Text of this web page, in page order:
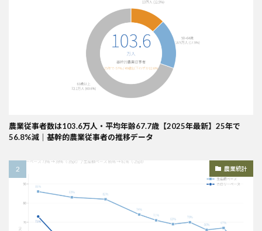
農業従事者数は103.6万人・平均年齢67.7歳【2025年最新】25年で
56.8%減｜基幹的農業従事者の推移データ
農業統計